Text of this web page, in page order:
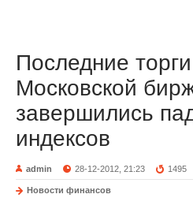
Последние
Московской
завершились
индексов
admin 28-12-2012, 21:23 1495
Новости финансов